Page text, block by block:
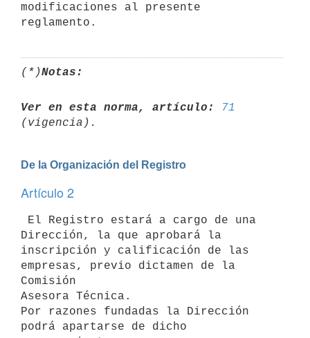
modificaciones al presente
reglamento.
(*)Notas:
Ver en esta norma, artículo:
71
De la Organización del Registro
Artículo 2
Dirección, la que aprobará la
inscripción y calificación de las
empresas, previo dictamen de la
Comisión
Asesora Técnica.
Por razones fundadas la Dirección
podrá apartarse de dicho